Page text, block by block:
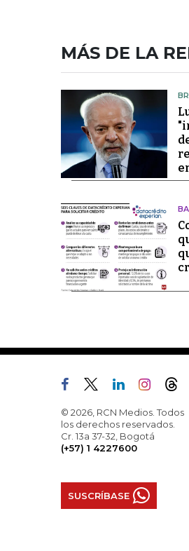
MÁS DE LA
© 2026, RCN Medios. Todos
los derechos reservados.
Cr. 13a 37-32, Bogotá
(+57) 1 4227600
SUSCRÍBASE